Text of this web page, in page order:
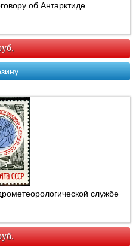
об Антарктиде
службе